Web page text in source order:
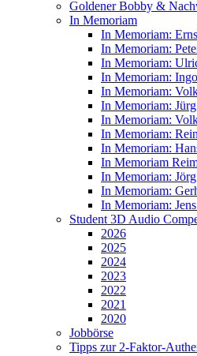
Goldener Bobby &
In Memoriam
In Memoriam:
In Memoriam:
In Memoriam:
In Memoriam:
In Memoriam:
In Memoriam:
In Memoriam:
In Memoriam:
In Memoriam:
In Memoriam
In Memoriam:
In Memoriam:
In Memoriam:
Student 3D Audio
2026
2025
2024
2023
2022
2021
2020
Jobbörse
Tipps zur 2-Faktor-